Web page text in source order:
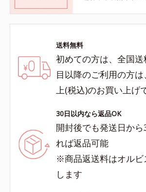
送料無料
初めての方は、全国
目以降のご利用の方
上(税込)のお買い上げ
30日以内なら返品OK
開封後でも発送日か
れば返品可能
※商品返送料はオルビ
します